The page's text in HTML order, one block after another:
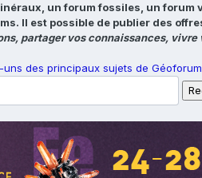
un forum fossiles, un forum
Il est possible de publier des
partager vos connaissances, vivre
uns des principaux sujets de Géoforum